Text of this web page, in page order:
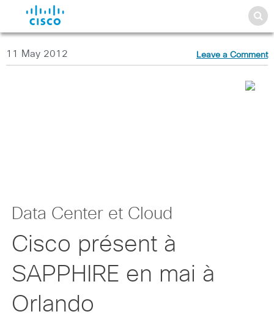
11 May 2012 Leave a Comment
Data Center et Cloud
Cisco présent à
SAPPHIRE en mai à
Orlando